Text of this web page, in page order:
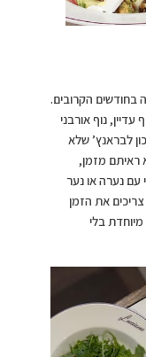
הקרובים.
נוף אורבני
לבראנץ’ שלא
ראיתם מזמן,
עם נערה או נער
את הזמן
בלי